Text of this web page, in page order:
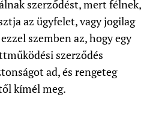
szerződést, mert félnek,
az ügyfelet, vagy jogilag
szemben az, hogy egy
szerződés
ad, és rengeteg
kímél meg.